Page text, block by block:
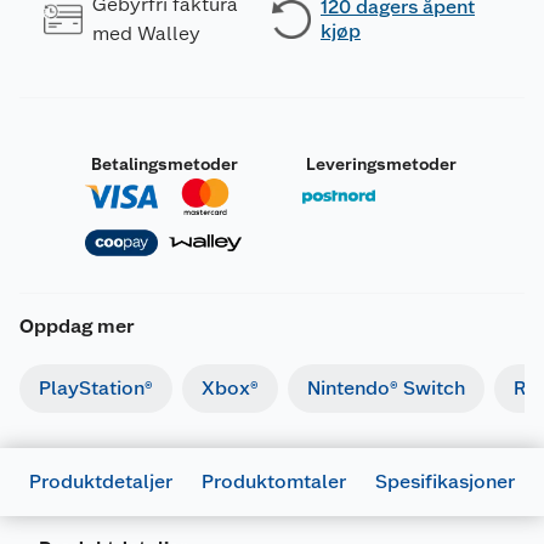
med Walley
120 dagers åpent
kjøp
Betalingsmetoder Leveringsmetoder
Oppdag mer
PlayStation® Xbox® Nintendo® Switch
Produktdetaljer Produktomtaler Spesifikasjoner